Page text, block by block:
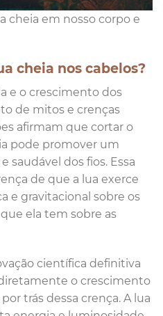
cheia em nosso corpo e
cheia nos cabelos?
e o crescimento dos
de mitos e crenças
afirmam que cortar o
pode promover um
saudável dos fios. Essa
de que a lua exerce
e gravitacional sobre os
ela tem sobre as
científica definitiva
o crescimento
trás dessa crença. A lua